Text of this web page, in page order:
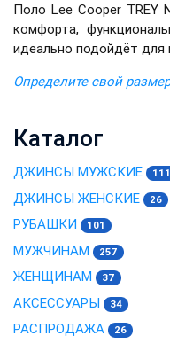
Поло Lee Cooper TREY
комфорта,
идеально подойдёт
Определите свой
Каталог
ДЖИНСЫ МУЖСКИЕ 111
ДЖИНСЫ ЖЕНСКИЕ 26
РУБАШКИ 101
МУЖЧИНАМ 257
ЖЕНЩИНАМ 37
АКСЕССУАРЫ 34
РАСПРОДАЖА 26